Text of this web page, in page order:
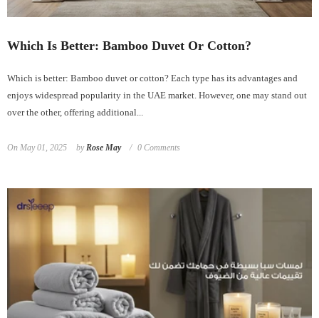
Which Is Better: Bamboo Duvet Or Cotton?
Which is better: Bamboo duvet or cotton? Each type has its advantages and
enjoys widespread popularity in the UAE market. However, one may stand out
over the other, offering additional...
On May 01, 2025 byRose May 0 Comments